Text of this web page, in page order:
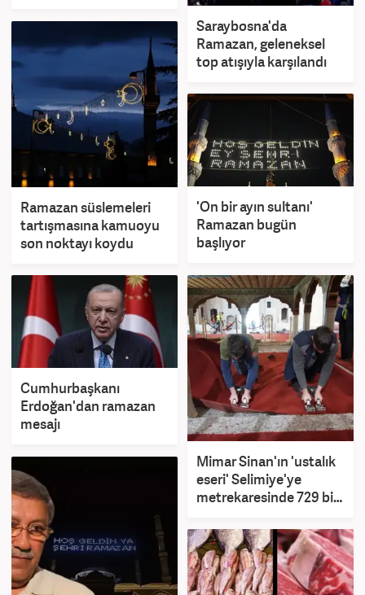
Saraybosna'da
Ramazan, geleneksel
top atışıyla karşılandı
Ramazan süslemeleri
tartışmasına kamuoyu
son noktayı koydu
'On bir ayın sultanı'
Ramazan bugün
başlıyor
Cumhurbaşkanı
Erdoğan'dan ramazan
mesajı
Mimar Sinan'ın 'ustalık
eseri' Selimiye'ye
metrekaresinde 729 bin